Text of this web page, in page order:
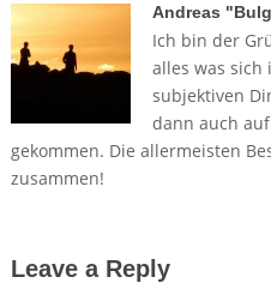
Andreas
Ich bin der
alles was sich
subjektiven
dann auch auf
gekommen. Die allermeisten
zusammen!
Leave a Reply